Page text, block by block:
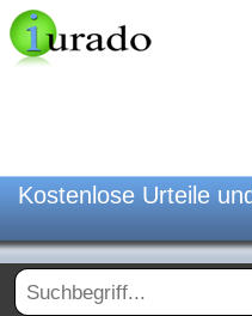
Kostenlose Urteile